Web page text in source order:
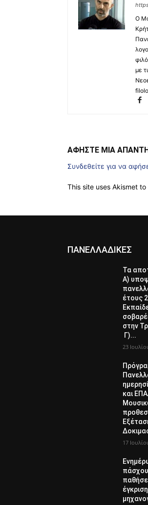
Ο
με
ΑΦΗΣΤΕ ΜΙΑ
Συνδεθείτε για να
This site uses Akismet
ΠΑΝΕΛΛΑΔΙΚΕΣ
Τα
Α)
έτους
στην
Γ)...
23
και
17